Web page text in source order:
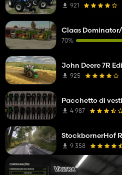
921
Claas
70%
John Deere 7R
925
Pacchetto di
4 987
StockbornerHof
9 358